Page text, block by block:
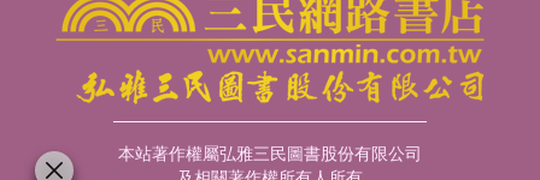
本站著作權屬弘雅三民圖書股份有限公司